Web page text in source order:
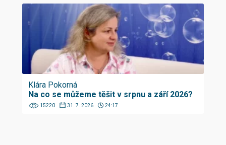
Klára Pokorná
Na co se můžeme těšit v srpnu a září 2026?
15220 31. 7. 2026 24:17